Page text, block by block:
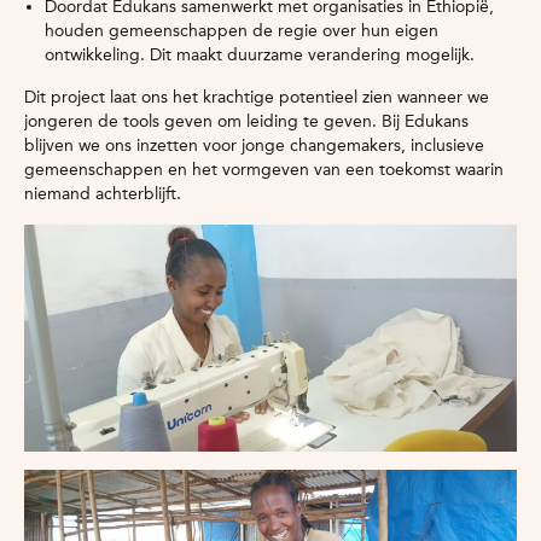
Doordat Edukans samenwerkt met organisaties in Ethiopië,
houden gemeenschappen de regie over hun eigen
ontwikkeling. Dit maakt duurzame verandering mogelijk.
Dit project laat ons het krachtige potentieel zien wanneer we
jongeren de tools geven om leiding te geven. Bij Edukans
blijven we ons inzetten voor jonge changemakers, inclusieve
gemeenschappen en het vormgeven van een toekomst waarin
niemand achterblijft.